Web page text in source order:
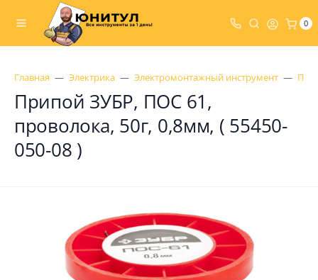
0
Главная Электрика Электромонтажный инструмент
Припой ЗУБР, ПОС 61,
проволока, 50г, 0,8мм, ( 55450-
050-08 )